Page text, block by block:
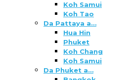
Koh Samui
Koh Tao
Da Pattaya a…
Hua Hin
Phuket
Koh Chang
Koh Samui
Da Phuket a…